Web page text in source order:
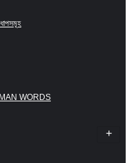
WORDS